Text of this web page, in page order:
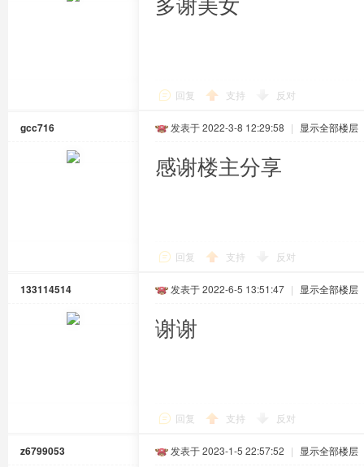
回复 支持 反对
gcc716 发表于 2022-3-8 12:29:58 | 显示全部楼层
感谢楼主分享
回复 支持 反对
133114514 发表于 2022-6-5 13:51:47 | 显示全部楼层
谢谢
回复 支持 反对
z6799053 发表于 2023-1-5 22:57:52 | 显示全部楼层